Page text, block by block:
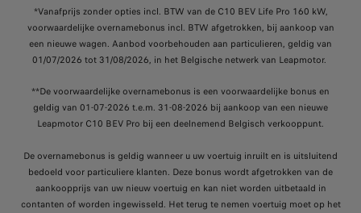
*Vanafprijs zonder opties incl. BTW van de C10 BEV Life Pro 160 kW,
voorwaardelijke overnamebonus incl. BTW afgetrokken, bij aankoop van
een nieuwe wagen. Aanbod voorbehouden aan particulieren, geldig van
01/07/2026 tot 31/08/2026, in het Belgische netwerk van Leapmotor.
**De voorwaardelijke overnamebonus is een voorwaardelijke bonus en
geldig van 01-07-2026 t.e.m. 31-08-2026 bij aankoop van een nieuwe
Leapmotor C10 BEV Pro bij een deelnemend Belgisch verkooppunt.
De overnamebonus is geldig wanneer u uw voertuig inruilt en is uitsluitend
bedoeld voor particuliere klanten. Deze bonus wordt afgetrokken van de
aankoopprijs van uw nieuw voertuig en kan niet worden uitbetaald in
contanten of worden ingewisseld. Het terug te nemen voertuig moet op het